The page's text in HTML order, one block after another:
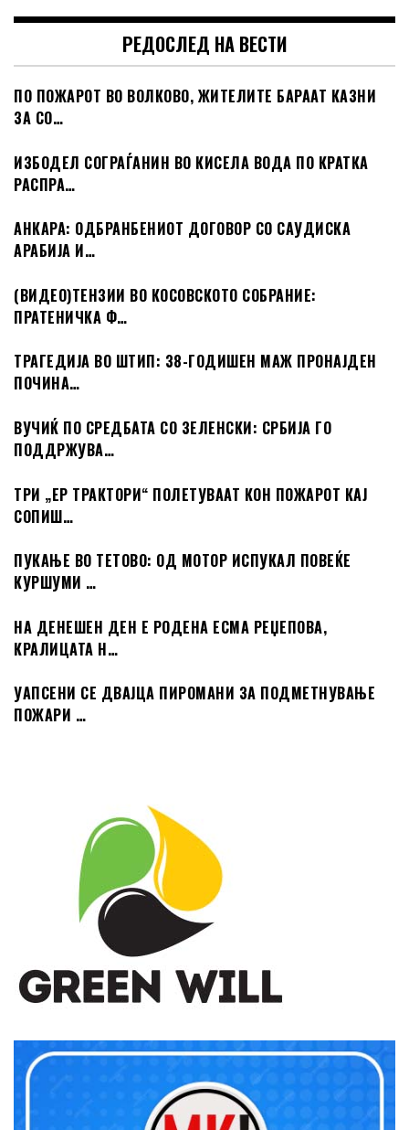
РЕДОСЛЕД НА ВЕСТИ
ПО ПОЖАРОТ ВО ВОЛКОВО, ЖИТЕЛИТЕ БАРААТ КАЗНИ
ЗА СО…
ИЗБОДЕЛ СОГРАЃАНИН ВО КИСЕЛА ВОДА ПО КРАТКА
РАСПРА…
АНКАРА: ОДБРАНБЕНИОТ ДОГОВОР СО САУДИСКА
АРАБИЈА И…
(ВИДЕО)ТЕНЗИИ ВО КОСОВСКОТО СОБРАНИЕ:
ПРАТЕНИЧКА Ф…
ТРАГЕДИЈА ВО ШТИП: 38-ГОДИШЕН МАЖ ПРОНАЈДЕН
ПОЧИНА…
ВУЧИЌ ПО СРЕДБАТА СО ЗЕЛЕНСКИ: СРБИЈА ГО
ПОДДРЖУВА…
ТРИ „ЕР ТРАКТОРИ“ ПОЛЕТУВААТ КОН ПОЖАРОТ КАЈ
СОПИШ…
ПУКАЊЕ ВО ТЕТОВО: ОД МОТОР ИСПУКАЛ ПОВЕЌЕ
КУРШУМИ …
НА ДЕНЕШЕН ДЕН Е РОДЕНА ЕСМА РЕЏЕПОВА,
КРАЛИЦАТА Н…
УАПСЕНИ СЕ ДВАЈЦА ПИРОМАНИ ЗА ПОДМЕТНУВАЊЕ
ПОЖАРИ …